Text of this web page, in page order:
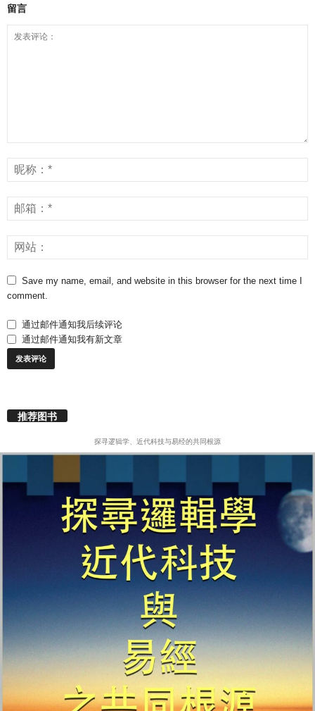
留言
Save my name, email, and website in this browser for the next time I
comment.
通过邮件通知我后续评论
通过邮件通知我有新文章
推荐图书
探寻逻辑学、近代科技与易经的共同根源